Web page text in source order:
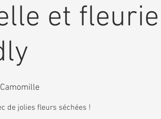
et fleurie
de jolies fleurs séchées !